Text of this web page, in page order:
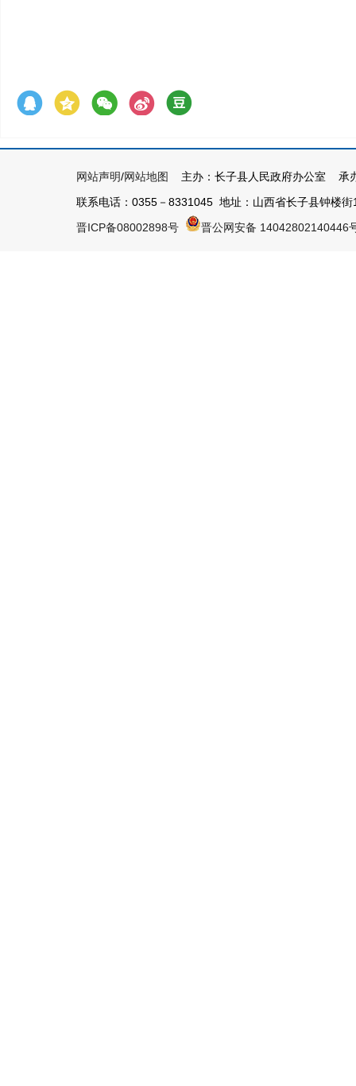
网站声明/网站地图
主办：长子县人民政府办公室 承
联系电话：0355－8331045 地址：山西省长子县钟楼
晋ICP备08002898号
晋公网安备 14042802140446